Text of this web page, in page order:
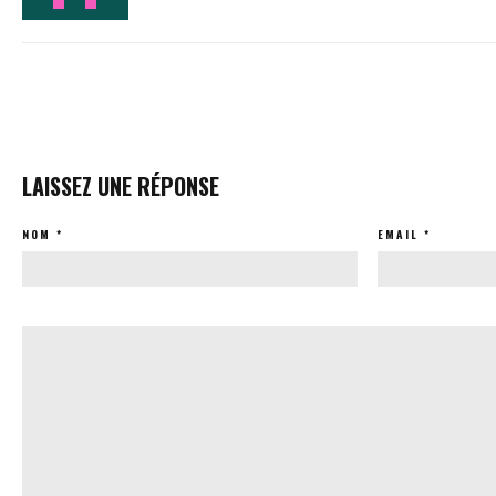
LAISSEZ UNE RÉPONSE
NOM * EMAIL *